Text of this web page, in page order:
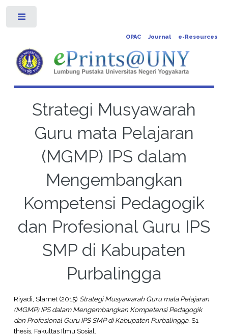
OPAC Journal e-Resources
Strategi Musyawarah
Guru mata Pelajaran
(MGMP) IPS dalam
Mengembangkan
Kompetensi Pedagogik
dan Profesional Guru IPS
SMP di Kabupaten
Purbalingga
Riyadi, Slamet(2015) Strategi Musyawarah Guru mata Pelajaran
(MGMP) IPS dalam Mengembangkan Kompetensi Pedagogik
dan Profesional Guru IPS SMP di Kabupaten Purbalingga. S1
thesis, Fakultas Ilmu Sosial.